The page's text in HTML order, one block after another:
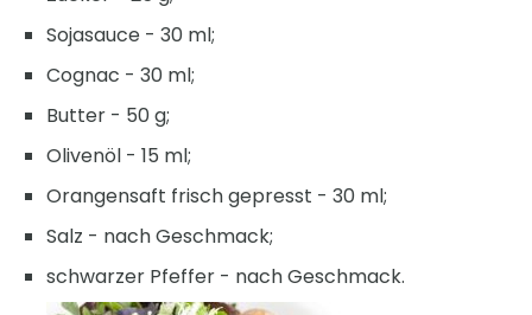
Sojasauce - 30 ml;
Cognac - 30 ml;
Butter - 50 g;
Olivenöl - 15 ml;
Orangensaft frisch gepresst - 30 ml;
Salz - nach Geschmack;
schwarzer Pfeffer - nach Geschmack.